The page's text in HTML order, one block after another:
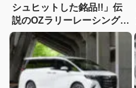
シュヒットした銘品!!」伝
説のOZラリーレーシングを
今だからこそ狙いたい！